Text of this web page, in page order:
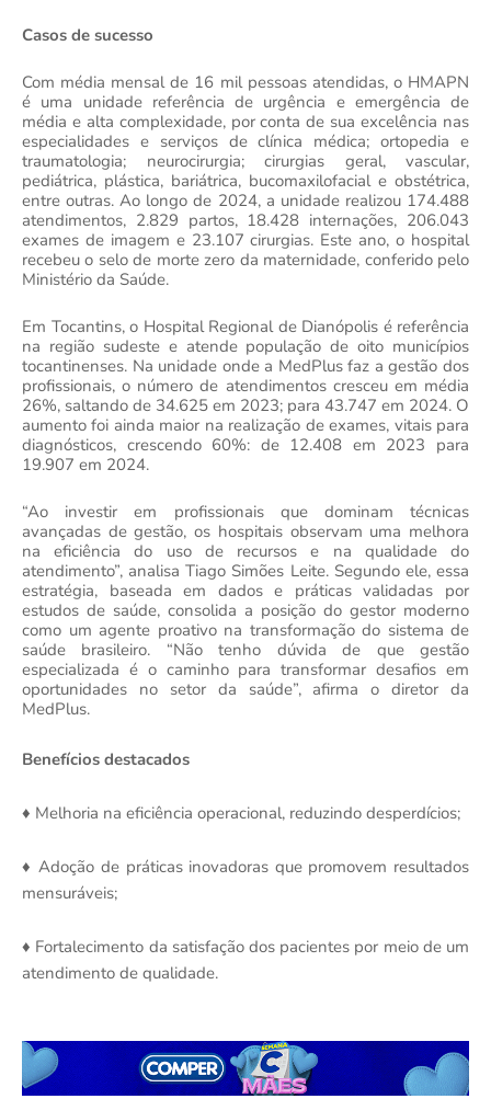
Casos de sucesso
Com média mensal de 16 mil pessoas atendidas, o HMAPN
é uma unidade referência de urgência e emergência de
média e alta complexidade, por conta de sua excelência nas
especialidades e serviços de clínica médica; ortopedia e
traumatologia; neurocirurgia; cirurgias geral, vascular,
pediátrica, plástica, bariátrica, bucomaxilofacial e obstétrica,
entre outras. Ao longo de 2024, a unidade realizou 174.488
atendimentos, 2.829 partos, 18.428 internações, 206.043
exames de imagem e 23.107 cirurgias. Este ano, o hospital
recebeu o selo de morte zero da maternidade, conferido pelo
Ministério da Saúde.
Em Tocantins, o Hospital Regional de Dianópolis é referência
na região sudeste e atende população de oito municípios
tocantinenses. Na unidade onde a MedPlus faz a gestão dos
profissionais, o número de atendimentos cresceu em média
26%, saltando de 34.625 em 2023; para 43.747 em 2024. O
aumento foi ainda maior na realização de exames, vitais para
diagnósticos, crescendo 60%: de 12.408 em 2023 para
19.907 em 2024.
“Ao investir em profissionais que dominam técnicas
avançadas de gestão, os hospitais observam uma melhora
na eficiência do uso de recursos e na qualidade do
atendimento”, analisa Tiago Simões Leite. Segundo ele, essa
estratégia, baseada em dados e práticas validadas por
estudos de saúde, consolida a posição do gestor moderno
como um agente proativo na transformação do sistema de
saúde brasileiro. “Não tenho dúvida de que gestão
especializada é o caminho para transformar desafios em
oportunidades no setor da saúde”, afirma o diretor da
MedPlus.
Benefícios destacados
♦ Melhoria na eficiência operacional, reduzindo desperdícios;
♦ Adoção de práticas inovadoras que promovem resultados
mensuráveis;
♦ Fortalecimento da satisfação dos pacientes por meio de um
atendimento de qualidade.